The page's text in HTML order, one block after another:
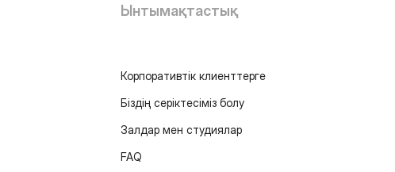
Ынтымақтастық
Корпоративтік клиенттерге
Біздің серіктесіміз болу
Залдар мен студиялар
FAQ